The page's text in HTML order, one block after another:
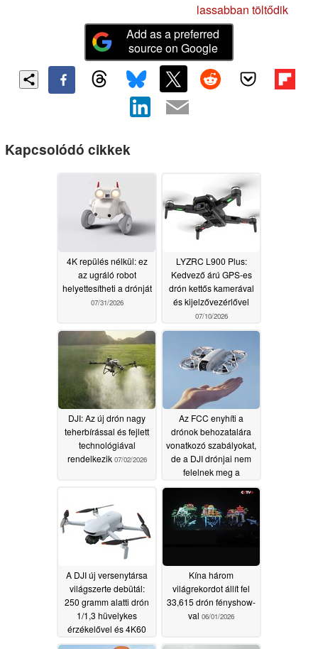
lassabban töltődik
Add as a preferred
source on Google
Kapcsolódó cikkek
4K repülés nélkül: ez
az ugráló robot
helyettesítheti a drónját
07/31/2026
LYZRC L900 Plus:
Kedvező árú GPS-es
drón kettős kamerával
és kijelzővezérlővel
07/10/2026
DJI: Az új drón nagy
teherbírással és fejlett
technológiával
rendelkezik 07/02/2026
Az FCC enyhíti a
drónok behozatalára
vonatkozó szabályokat,
de a DJI drónjai nem
felelnek meg a
„játékdrón”
06/19/2026
A DJI új versenytársa
világszerte debütál:
250 gramm alatti drón
1/1,3 hüvelykes
érzékelővel és 4K60
felbontással06/12/2026
Kína három
világrekordot állít fel
33,615 drón fényshow-
val 06/01/2026